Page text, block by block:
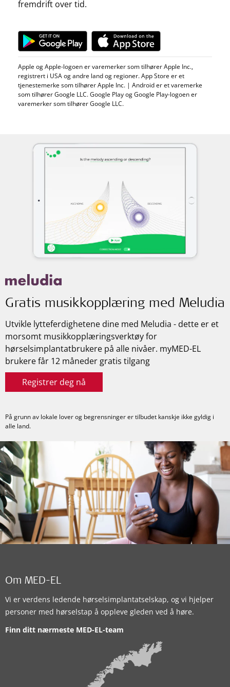
fremdrift over tid.
Apple og Apple-logoen er varemerker som tilhører Apple Inc.,
registrert i USA og andre land og regioner. App Store er et
tjenestemerke som tilhører Apple Inc. | Android er et varemerke
som tilhører Google LLC. Google Play og Google Play-logoen er
varemerker som tilhører Google LLC.
Gratis musikkopplæring med Meludia
Utvikle lytteferdighetene dine med Meludia - dette er et
morsomt musikkopplæringsverktøy for
hørselsimplantatbrukere på alle nivåer. myMED-EL
brukere får 12 måneder gratis tilgang
Registrer deg nå
På grunn av lokale lover og begrensninger er tilbudet kanskje ikke gyldig i
alle land.
Om MED-EL
Vi er verdens ledende hørselsimplantatselskap, og vi hjelper
personer med hørselstap å oppleve gleden ved å høre.
Finn ditt nærmeste MED-EL-team